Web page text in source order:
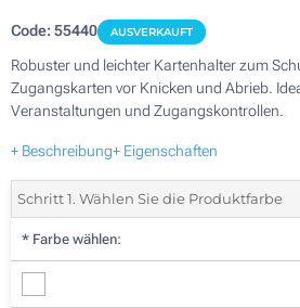
Code:55440 AUSVERKAUFT
Robuster und leichter Kartenhalter zum
Zugangskarten vor Knicken und Abrieb.
Veranstaltungen und Zugangskontrollen.
+ Beschreibung+ Eigenschaften
Schritt 1. Wählen Sie die Produktfarbe
* Farbe wählen: